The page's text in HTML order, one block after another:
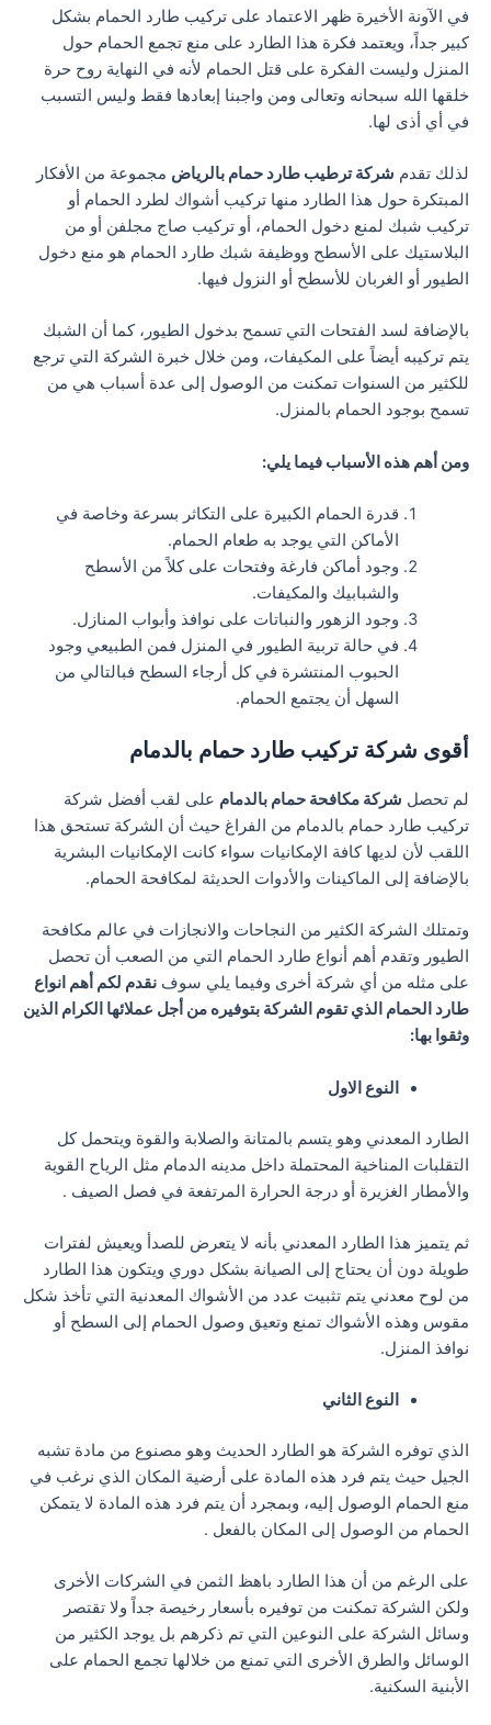
في الآونة الأخيرة ظهر الاعتماد على تركيب طارد الحمام بشكل
كبير جداً، ويعتمد فكرة هذا الطارد على منع تجمع الحمام حول
المنزل وليست الفكرة على قتل الحمام لأنه في النهاية روح حرة
خلقها الله سبحانه وتعالى ومن واجبنا إبعادها فقط وليس التسبب
في أي أذى لها.
لذلك تقدم شركة ترطيب طارد حمام بالرياض مجموعة من الأفكار
المبتكرة حول هذا الطارد منها تركيب أشواك لطرد الحمام أو
تركيب شبك لمنع دخول الحمام، أو تركيب صاج مجلفن أو من
البلاستيك على الأسطح ووظيفة شبك طارد الحمام هو منع دخول
الطيور أو الغربان للأسطح أو النزول فيها.
بالإضافة لسد الفتحات التي تسمح بدخول الطيور، كما أن الشبك
يتم تركيبه أيضاً على المكيفات، ومن خلال خبرة الشركة التي ترجع
للكثير من السنوات تمكنت من الوصول إلى عدة أسباب هي من
تسمح بوجود الحمام بالمنزل.
ومن أهم هذه الأسباب فيما يلي:
قدرة الحمام الكبيرة على التكاثر بسرعة وخاصة في
الأماكن التي يوجد به طعام الحمام.
وجود أماكن فارغة وفتحات على كلاً من الأسطح
والشبابيك والمكيفات.
وجود الزهور والنباتات على نوافذ وأبواب المنازل.
في حالة تربية الطيور في المنزل فمن الطبيعي وجود
الحبوب المنتشرة في كل أرجاء السطح فبالتالي من
السهل أن يجتمع الحمام.
أقوى شركة تركيب طارد حمام بالدمام
لم تحصل شركة مكافحة حمام بالدمام على لقب أفضل شركة
تركيب طارد حمام بالدمام من الفراغ حيث أن الشركة تستحق هذا
اللقب لأن لديها كافة الإمكانيات سواء كانت الإمكانيات البشرية
بالإضافة إلى الماكينات والأدوات الحديثة لمكافحة الحمام.
وتمتلك الشركة الكثير من النجاحات والانجازات في عالم مكافحة
الطيور وتقدم أهم أنواع طارد الحمام التي من الصعب أن تحصل
على مثله من أي شركة أخرى وفيما يلي سوف نقدم لكم أهم انواع
طارد الحمام الذي تقوم الشركة بتوفيره من أجل عملائها الكرام الذين
وثقوا بها:
النوع الاول
الطارد المعدني وهو يتسم بالمتانة والصلابة والقوة ويتحمل كل
التقلبات المناخية المحتملة داخل مدينه الدمام مثل الرياح القوية
والأمطار الغزيرة أو درجة الحرارة المرتفعة في فصل الصيف .
ثم يتميز هذا الطارد المعدني بأنه لا يتعرض للصدأ ويعيش لفترات
طويلة دون أن يحتاج إلى الصيانة بشكل دوري ويتكون هذا الطارد
من لوح معدني يتم تثبيت عدد من الأشواك المعدنية التي تأخذ شكل
مقوس وهذه الأشواك تمنع وتعيق وصول الحمام إلى السطح أو
نوافذ المنزل.
النوع الثاني
الذي توفره الشركة هو الطارد الحديث وهو مصنوع من مادة تشبه
الجيل حيث يتم فرد هذه المادة على أرضية المكان الذي نرغب في
منع الحمام الوصول إليه، وبمجرد أن يتم فرد هذه المادة لا يتمكن
الحمام من الوصول إلى المكان بالفعل .
على الرغم من أن هذا الطارد باهظ الثمن في الشركات الأخرى
ولكن الشركة تمكنت من توفيره بأسعار رخيصة جداً ولا تقتصر
وسائل الشركة على النوعين التي تم ذكرهم بل يوجد الكثير من
الوسائل والطرق الأخرى التي تمنع من خلالها تجمع الحمام على
الأبنية السكنية.